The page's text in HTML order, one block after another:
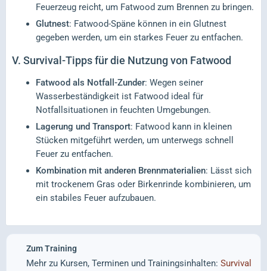
Feuerzeug reicht, um Fatwood zum Brennen zu bringen.
Glutnest: Fatwood-Späne können in ein Glutnest
gegeben werden, um ein starkes Feuer zu entfachen.
V. Survival-Tipps für die Nutzung von Fatwood
Fatwood als Notfall-Zunder: Wegen seiner
Wasserbeständigkeit ist Fatwood ideal für
Notfallsituationen in feuchten Umgebungen.
Lagerung und Transport: Fatwood kann in kleinen
Stücken mitgeführt werden, um unterwegs schnell
Feuer zu entfachen.
Kombination mit anderen Brennmaterialien: Lässt sich
mit trockenem Gras oder Birkenrinde kombinieren, um
ein stabiles Feuer aufzubauen.
Zum Training
Mehr zu Kursen, Terminen und Trainingsinhalten: Survival